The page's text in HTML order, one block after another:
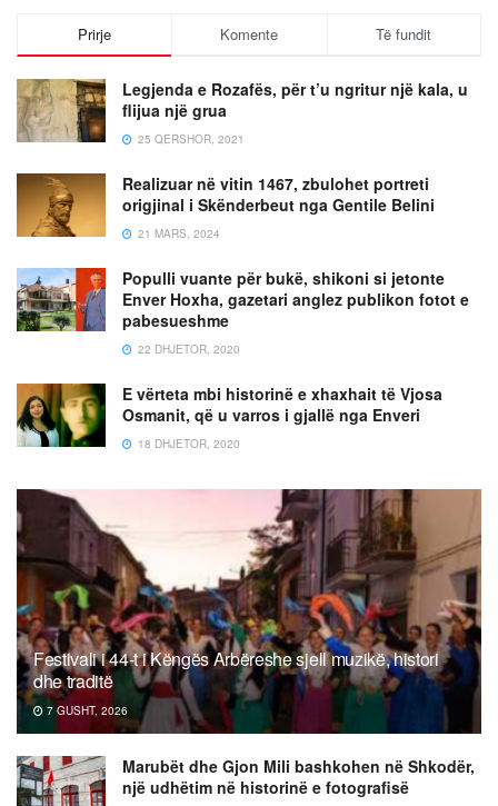
Prirje Komente Të fundit
Legjenda e Rozafës, për t’u ngritur një kala, u
flijua një grua
25 QERSHOR, 2021
Realizuar në vitin 1467, zbulohet portreti
origjinal i Skënderbeut nga Gentile Belini
21 MARS, 2024
Populli vuante për bukë, shikoni si jetonte
Enver Hoxha, gazetari anglez publikon fotot e
pabesueshme
22 DHJETOR, 2020
E vërteta mbi historinë e xhaxhait të Vjosa
Osmanit, që u varros i gjallë nga Enveri
18 DHJETOR, 2020
Festivali i 44-t i Këngës Arbëreshe sjell muzikë, histori
dhe traditë
7 GUSHT, 2026
Marubët dhe Gjon Mili bashkohen në Shkodër,
një udhëtim në historinë e fotografisë